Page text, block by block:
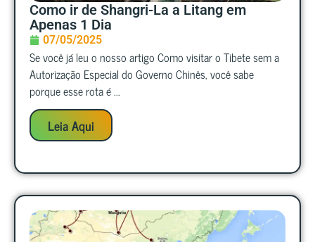
Como ir de Shangri-La a Litang em
Apenas 1 Dia
07/05/2025
Se você já leu o nosso artigo Como visitar o Tibete sem a
Autorização Especial do Governo Chinês, você sabe
porque esse rota é ...
Leia Aqui